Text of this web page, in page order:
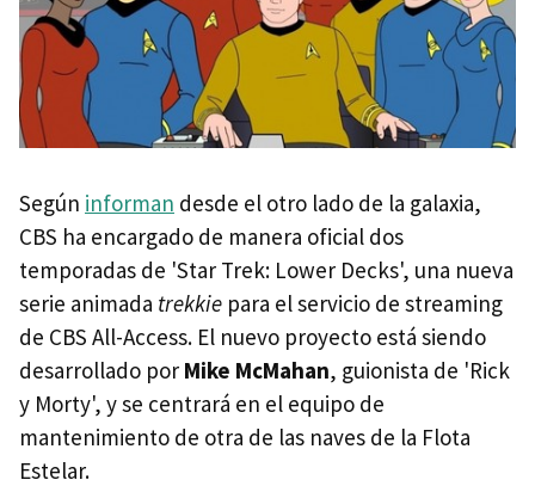
Según informan desde el otro lado de la galaxia,
CBS ha encargado de manera oficial dos
temporadas de 'Star Trek: Lower Decks', una nueva
serie animada trekkie para el servicio de streaming
de CBS All-Access. El nuevo proyecto está siendo
desarrollado por Mike McMahan, guionista de 'Rick
y Morty', y se centrará en el equipo de
mantenimiento de otra de las naves de la Flota
Estelar.